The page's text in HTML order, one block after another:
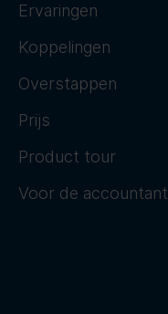
Ervaringen
Koppelingen
Overstappen
Prijs
Product tour
Voor de accountant